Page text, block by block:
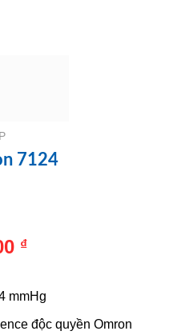
7124
₫.
₫Giá
là:
1.200.000 ₫.
mmHg
độc quyền Omron